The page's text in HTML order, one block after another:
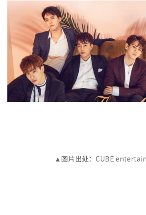
▲ 图片出处：CUBE